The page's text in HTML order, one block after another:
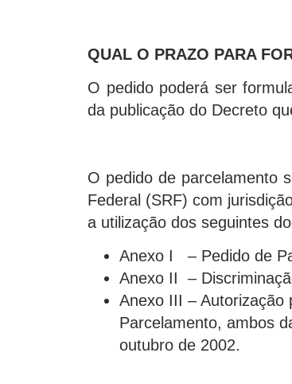
QUAL O PRAZO PARA
O pedido poderá ser
da publicação do Decreto
O pedido de parcelamento
Federal (SRF) com
a utilização dos seguintes
Anexo I – Pedido de
Anexo II –
Anexo III – Autorização
Parcelamento, ambos
outubro de 2002.